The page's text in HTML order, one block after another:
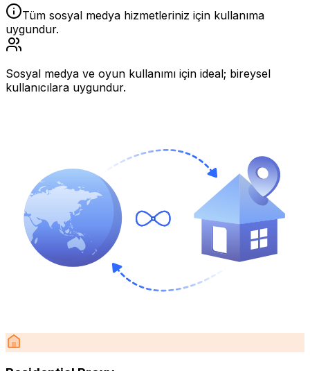
Tüm sosyal medya hizmetleriniz için kullanıma
uygundur.
Sosyal medya ve oyun kullanımı için ideal; bireysel
kullanıcılara uygundur.